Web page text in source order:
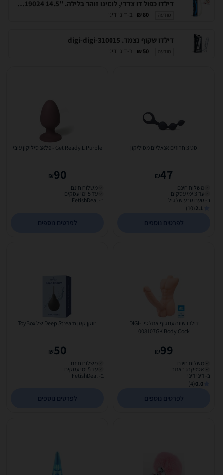
דילדו כפול דו צדדי, לומינו זוהר בלילה. ''14.5 DIGI-319024
מודעה 80 ₪ ב-דיגי דיגי
דילדו שקוף נצמד. digi-digi-310015
מודעה 50 ₪ ב-דיגי דיגי
סט 3 חרוזים אנאליים מסיליקון
47
₪
משלוח חינם
עד 3 ימי עסקים
ב- טעם טבע של גיל
2.1
(10)
לפרטים נוספים
Get Ready L Purple - פלאג סיליקון עובי
90
₪
משלוח חינם
עד 5 ימי עסקים
ב- FetishDeal
לפרטים נוספים
דילדו שווה עם גוף אתלטי. DIGI-
008107GK Body Cock
99
₪
משלוח חינם
אספקה: באתר
ב- דיגי דיגי
0.0
(4)
לפרטים נוספים
חוקן קטן Deep Stream של ToyBox
50
₪
משלוח חינם
עד 5 ימי עסקים
ב- FetishDeal
לפרטים נוספים